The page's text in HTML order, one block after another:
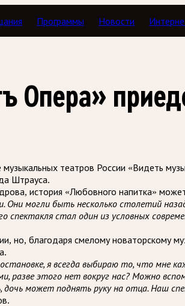
Программы Новости
Опера»
театров России «Видеть
Штрауса.
история «Любовного напитка»
Они могли быть несколько столетий
спектакля стал один из условных
но, благодаря смелому новаторскому
я всегда выбираю то, что мне
этого нет вокруг нас? Можно
может поднять руку на отца. Наш